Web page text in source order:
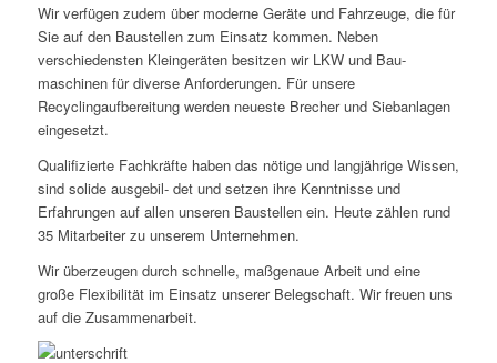
Wir verfügen zudem über moderne Geräte und Fahrzeuge, die für
Sie auf den Baustellen zum Einsatz kommen. Neben
verschiedensten Kleingeräten besitzen wir LKW und Bau-
maschinen für diverse Anforderungen. Für unsere
Recyclingaufbereitung werden neueste Brecher und Siebanlagen
eingesetzt.
Qualifizierte Fachkräfte haben das nötige und langjährige Wissen,
sind solide ausgebil- det und setzen ihre Kenntnisse und
Erfahrungen auf allen unseren Baustellen ein. Heute zählen rund
35 Mitarbeiter zu unserem Unternehmen.
Wir überzeugen durch schnelle, maßgenaue Arbeit und eine
große Flexibilität im Einsatz unserer Belegschaft. Wir freuen uns
auf die Zusammenarbeit.